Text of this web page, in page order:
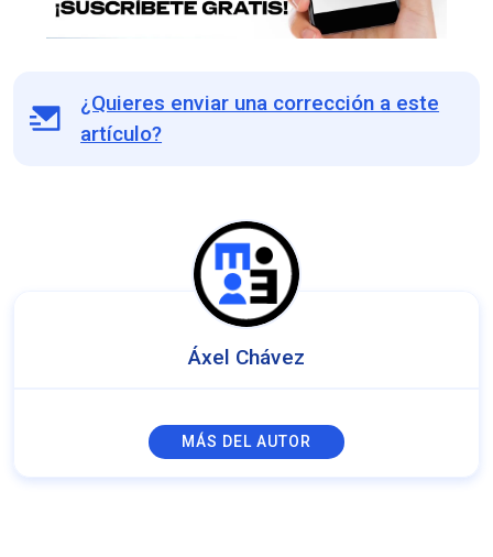
¿Quieres enviar una corrección a este
artículo?
Áxel Chávez
MÁS DEL AUTOR